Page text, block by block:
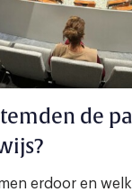
de
erdoor en